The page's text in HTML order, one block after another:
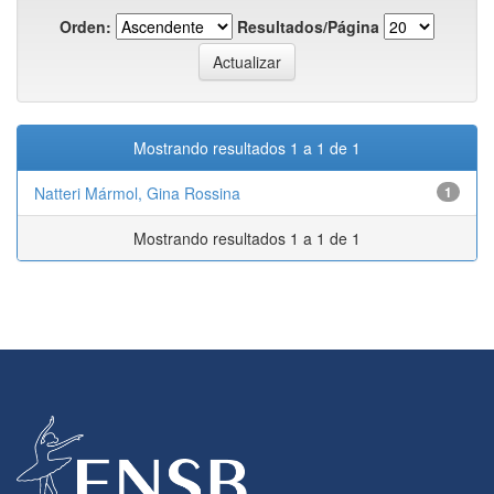
Orden: Resultados/Página
Mostrando resultados 1 a 1 de 1
Natteri Mármol, Gina Rossina 1
Mostrando resultados 1 a 1 de 1